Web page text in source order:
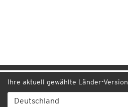
Ihre aktuell gewählte Länder-Version